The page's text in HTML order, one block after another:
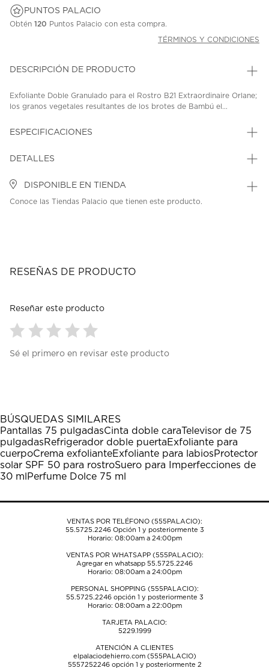
PUNTOS PALACIO
Obtén 120 Puntos Palacio con esta compra.
TÉRMINOS Y CONDICIONES
DESCRIPCIÓN DE PRODUCTO
Exfoliante Doble Granulado para el Rostro B21 Extraordinaire Orlane;
los granos vegetales resultantes de los brotes de Bambú el...
ESPECIFICACIONES
DETALLES
DISPONIBLE EN TIENDA
Conoce las Tiendas Palacio que tienen este producto.
RESEÑAS DE PRODUCTO
Reseñar este producto
para
1
estrella
Esta
acción
abrirá
el
formulario
envío.
para
estrellas.
Esta
acción
abrirá
el
formulario
envío.
para
estrellas.
Esta
acción
abrirá
el
formulario
envío.
para
estrellas.
Esta
acción
abrirá
el
formulario
envío.
para
estrellas.
Esta
acción
abrirá
el
formulario
envío.
Sé el primero en revisar este producto
BÚSQUEDAS SIMILARES
Pantallas 75 pulgadasCinta doble caraTelevisor de 75
pulgadasRefrigerador doble puertaExfoliante para
cuerpoCrema exfolianteExfoliante para labiosProtector
solar SPF 50 para rostroSuero para Imperfecciones de
30 ml Perfume Dolce 75 ml
VENTAS POR TELÉFONO (555PALACIO):
55.5725.2246Opción 1 y posteriormente 3
Horario: 08:00am a 24:00pm
VENTAS POR WHATSAPP (555PALACIO):
Agregar en whatsapp 55.5725.2246
Horario: 08:00am a 24:00pm
PERSONAL SHOPPING (555PALACIO):
55.5725.2246opción 1 y posteriormente 3
Horario: 08:00am a 22:00pm
TARJETA PALACIO:
5229.1999
ATENCIÓN A CLIENTES
elpalaciodehierro.com (555PALACIO)
5557252246opción 1 y posteriormente 2